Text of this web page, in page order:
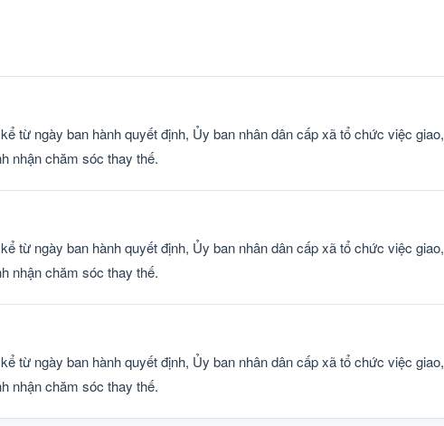
từ ngày ban hành quyết định, Ủy ban nhân dân cấp xã tổ chức việc giao,
nhận chăm sóc thay thế.
từ ngày ban hành quyết định, Ủy ban nhân dân cấp xã tổ chức việc giao,
nhận chăm sóc thay thế.
từ ngày ban hành quyết định, Ủy ban nhân dân cấp xã tổ chức việc giao,
nhận chăm sóc thay thế.